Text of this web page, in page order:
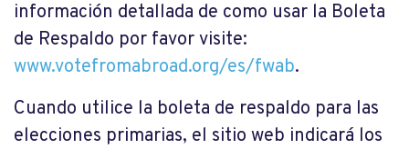
información detallada de como usar la Boleta
de Respaldo por favor visite:
www.votefromabroad.org/es/fwab.
Cuando utilice la boleta de respaldo para las
elecciones primarias, el sitio web indicará los